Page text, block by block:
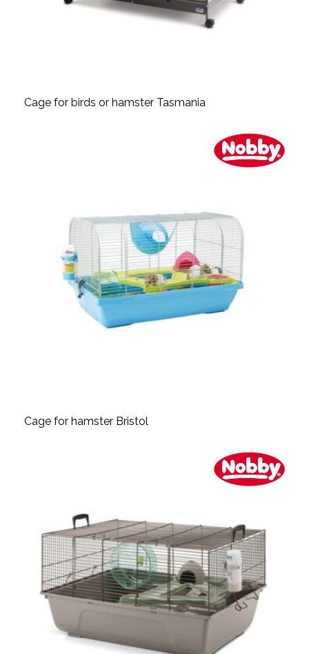
Cage for birds or hamster Tasmania
Cage for hamster Bristol